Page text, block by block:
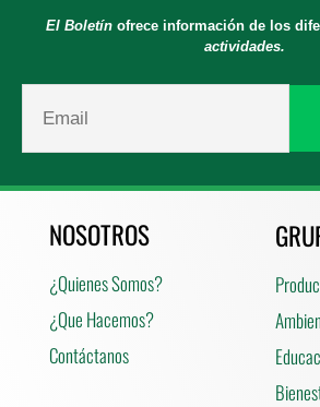
El Boletínofrece información de los
actividades.
NOSOTROS
¿Quienes Somos?
¿Que Hacemos?
Contáctanos